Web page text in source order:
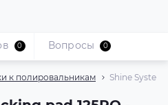
к полировальникам Shine
0 Вопросы 0